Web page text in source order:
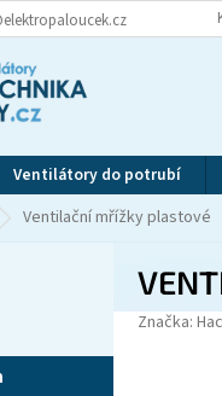
Ventilátory do potrubí
Ventilační mřížky plastové
Značka: